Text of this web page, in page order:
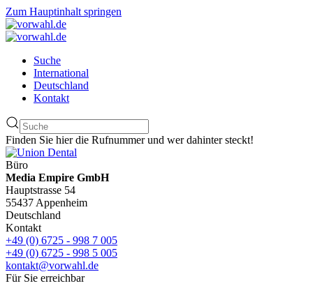
Zum Hauptinhalt springen
Suche
International
Deutschland
Kontakt
Finden Sie hier die Rufnummer und wer dahinter steckt!
Büro
Media Empire GmbH
Hauptstrasse 54
55437 Appenheim
Deutschland
Kontakt
+49 (0) 6725 - 998 7 005
+49 (0) 6725 - 998 5 005
kontakt@vorwahl.de
Für Sie erreichbar